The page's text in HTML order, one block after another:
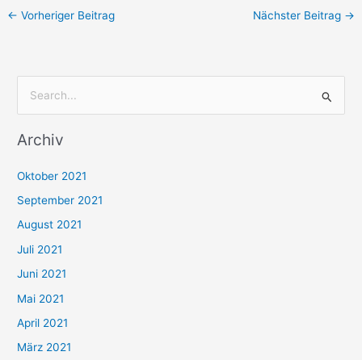
← Vorheriger Beitrag Nächster Beitrag →
c
n
n
a
c
h
:
Archiv
Oktober 2021
September 2021
August 2021
Juli 2021
Juni 2021
Mai 2021
April 2021
März 2021